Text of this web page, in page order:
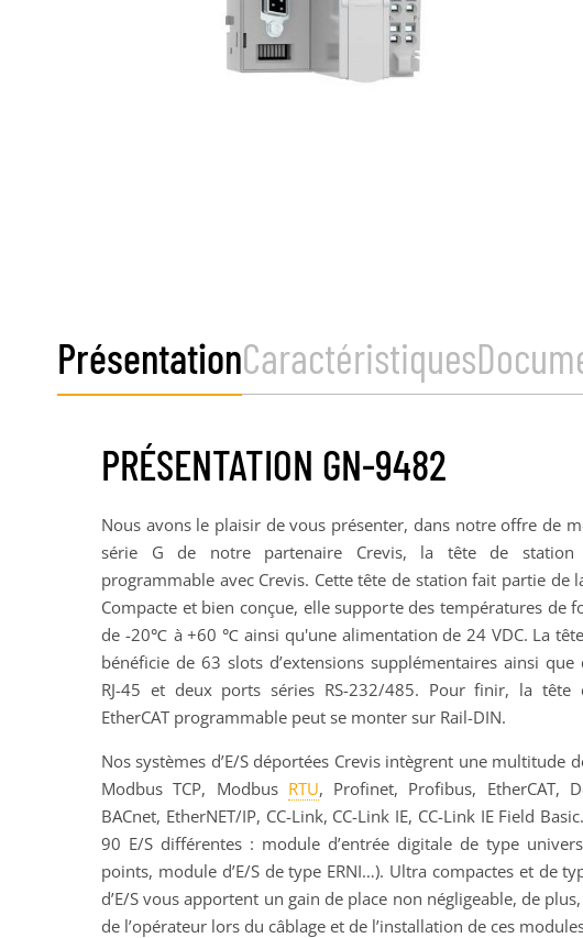
Présentation
PRÉSENTATION GN-9482
Nous avons le plaisir de vous présenter, dans notre offre de
série G de notre partenaire Crevis, la tête de station
programmable avec Crevis. Cette tête de station fait partie de
Compacte et bien conçue, elle supporte des températures de
de -20℃ à +60 ℃ ainsi qu'une alimentation de 24 VDC. La
bénéficie de 63 slots d’extensions supplémentaires ainsi
RJ-45 et deux ports séries RS-232/485. Pour finir, la tête
EtherCAT programmable peut se monter sur Rail-DIN.
Nos systèmes d’E/S déportées Crevis intègrent une multitude
Modbus TCP, Modbus RTU, Profinet, Profibus, EtherCAT,
BACnet, EtherNET/IP, CC-Link, CC-Link IE, CC-Link IE Field
90 E/S différentes : module d’entrée digitale de type
points, module d’E/S de type ERNI…). Ultra compactes et de
d’E/S vous apportent un gain de place non négligeable, de
de l’opérateur lors du câblage et de l’installation de ces
Caractéristiques